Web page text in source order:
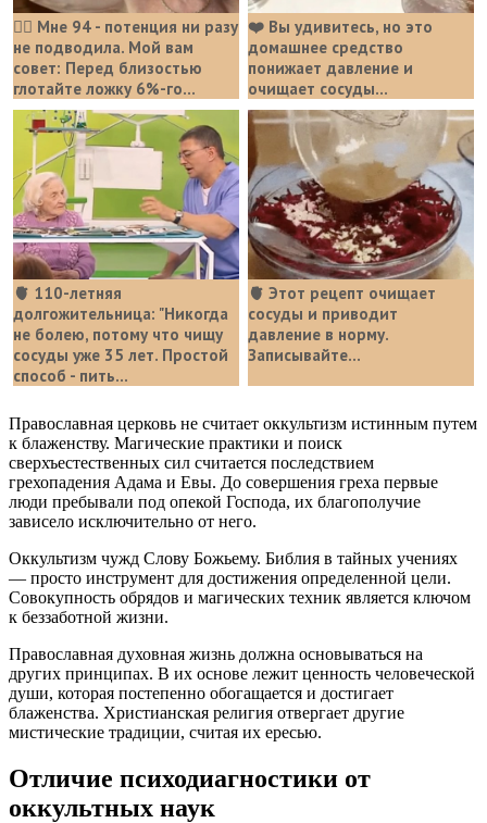
❤️‍🔥 Мне 94 - потенция ни разу
не подводила. Мой вам
совет: Перед близостью
глотайте ложку 6%-го...
❤️ Вы удивитесь, но это
домашнее средство
понижает давление и
очищает сосуды...
🫀 110-летняя
долгожительница: "Никогда
не болею, потому что чищу
сосуды уже 35 лет. Простой
способ - пить...
🫀 Этот рецепт очищает
сосуды и приводит
давление в норму.
Записывайте...
Православная церковь не считает оккультизм истинным путем
к блаженству. Магические практики и поиск
сверхъестественных сил считается последствием
грехопадения Адама и Евы. До совершения греха первые
люди пребывали под опекой Господа, их благополучие
зависело исключительно от него.
Оккультизм чужд Слову Божьему. Библия в тайных учениях
— просто инструмент для достижения определенной цели.
Совокупность обрядов и магических техник является ключом
к беззаботной жизни.
Православная духовная жизнь должна основываться на
других принципах. В их основе лежит ценность человеческой
души, которая постепенно обогащается и достигает
блаженства. Христианская религия отвергает другие
мистические традиции, считая их ересью.
Отличие психодиагностики от
оккультных наук